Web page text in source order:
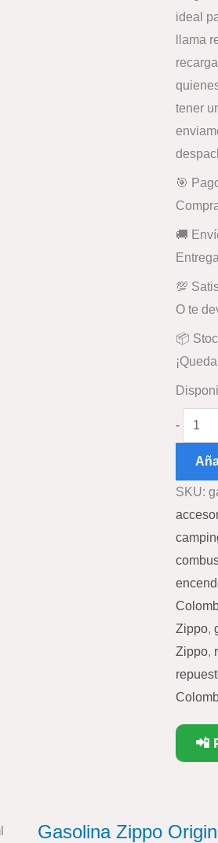
ideal
llama
tener
🎯
🚚
💯
O te
📦
-
SKU:
Zippo,
Zippo,
📲
Gasolina Zippo